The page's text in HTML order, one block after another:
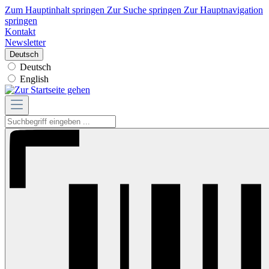
Zum Hauptinhalt springen Zur Suche springen Zur Hauptnavigation
springen
Kontakt
Newsletter
Deutsch
Deutsch
English